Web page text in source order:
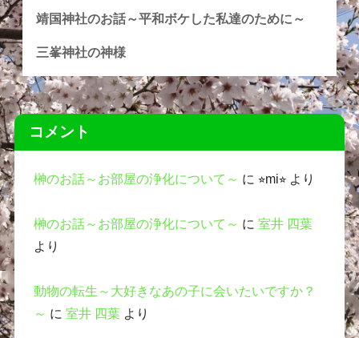
靖国神社のお話～平和ボケした私達のために～
三峯神社の神様
コメント
榊のお話～お部屋の浄化について～ に ⭐︎mi⭐︎より
榊のお話～お部屋の浄化について～ に 室井 四葉
より
動物の転生～大好きなあの子に会いたいですか？
～ に 室井 四葉より